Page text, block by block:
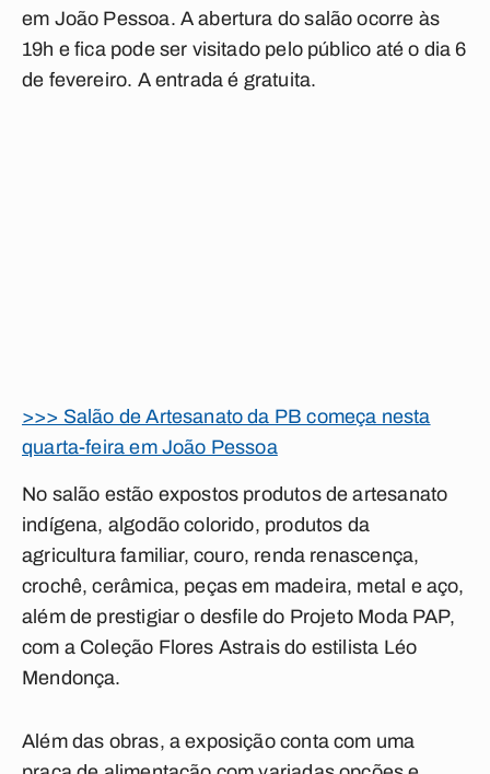
em João Pessoa. A abertura do salão ocorre às
19h e fica pode ser visitado pelo público até o dia 6
de fevereiro. A entrada é gratuita.
>>> Salão de Artesanato da PB começa nesta
quarta-feira em João Pessoa
No salão estão expostos produtos de artesanato
indígena, algodão colorido, produtos da
agricultura familiar, couro, renda renascença,
crochê, cerâmica, peças em madeira, metal e aço,
além de prestigiar o desfile do Projeto Moda PAP,
com a Coleção Flores Astrais do estilista Léo
Mendonça.
Além das obras, a exposição conta com uma